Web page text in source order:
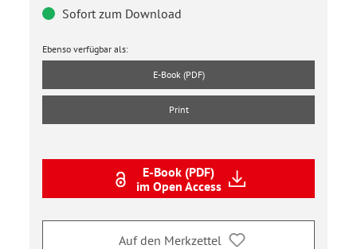
Sofort zum Download
Ebenso verfügbar als:
E-Book (PDF)
Print
E-Book (PDF)
im Open Access
Auf den Merkzettel